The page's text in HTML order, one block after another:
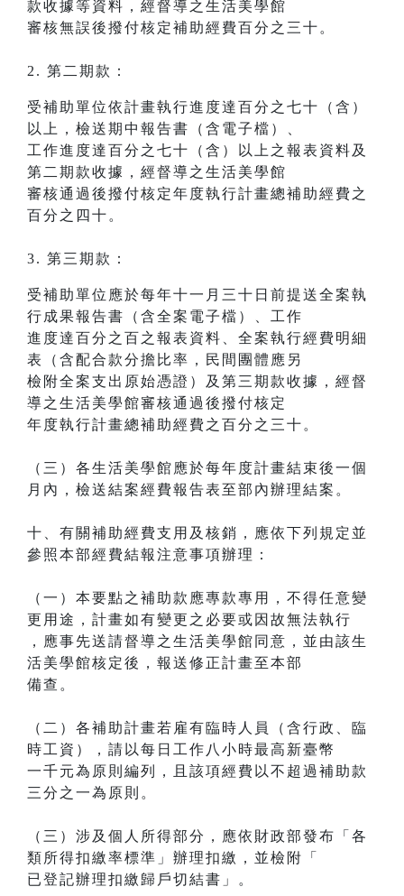
款收據等資料，經督導之生活美學館
審核無誤後撥付核定補助經費百分之三十。
2. 第二期款：
受補助單位依計畫執行進度達百分之七十（含）
以上，檢送期中報告書（含電子檔）、
工作進度達百分之七十（含）以上之報表資料及
第二期款收據，經督導之生活美學館
審核通過後撥付核定年度執行計畫總補助經費之
百分之四十。
3. 第三期款：
受補助單位應於每年十一月三十日前提送全案執
行成果報告書（含全案電子檔）、工作
進度達百分之百之報表資料、全案執行經費明細
表（含配合款分擔比率，民間團體應另
檢附全案支出原始憑證）及第三期款收據，經督
導之生活美學館審核通過後撥付核定
年度執行計畫總補助經費之百分之三十。
（三）各生活美學館應於每年度計畫結束後一個
月內，檢送結案經費報告表至部內辦理結案。
十、有關補助經費支用及核銷，應依下列規定並
參照本部經費結報注意事項辦理：
（一）本要點之補助款應專款專用，不得任意變
更用途，計畫如有變更之必要或因故無法執行
，應事先送請督導之生活美學館同意，並由該生
活美學館核定後，報送修正計畫至本部
備查。
（二）各補助計畫若雇有臨時人員（含行政、臨
時工資），請以每日工作八小時最高新臺幣
一千元為原則編列，且該項經費以不超過補助款
三分之一為原則。
（三）涉及個人所得部分，應依財政部發布「各
類所得扣繳率標準」辦理扣繳，並檢附「
已登記辦理扣繳歸戶切結書」。